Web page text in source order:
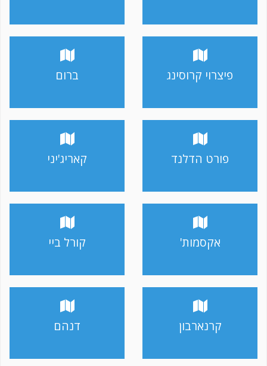
פיצרוי קרוסינג ברום
פורט הדלנד קאריג'יני
אקסמות' קורל ביי
קרנארבון דנהם